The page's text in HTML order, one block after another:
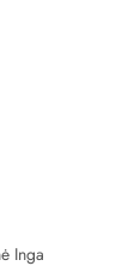
Inga